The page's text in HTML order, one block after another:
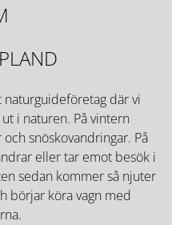
där vi
i naturen. På vintern
snöskovandringar. På
eller tar emot besök i
sedan kommer så njuter
börjar köra vagn med